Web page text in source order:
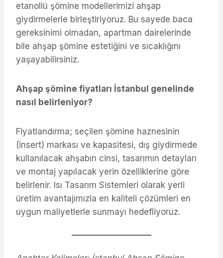
etanollü şömine modellerimizi ahşap
giydirmelerle birleştiriyoruz. Bu sayede baca
gereksinimi olmadan, apartman dairelerinde
bile ahşap şömine estetiğini ve sıcaklığını
yaşayabilirsiniz.
Ahşap şömine fiyatları İstanbul genelinde
nasıl belirleniyor?
Fiyatlandırma; seçilen şömine haznesinin
(insert) markası ve kapasitesi, dış giydirmede
kullanılacak ahşabın cinsi, tasarımın detayları
ve montaj yapılacak yerin özelliklerine göre
belirlenir. Isı Tasarım Sistemleri olarak yerli
üretim avantajımızla en kaliteli çözümleri en
uygun maliyetlerle sunmayı hedefliyoruz.